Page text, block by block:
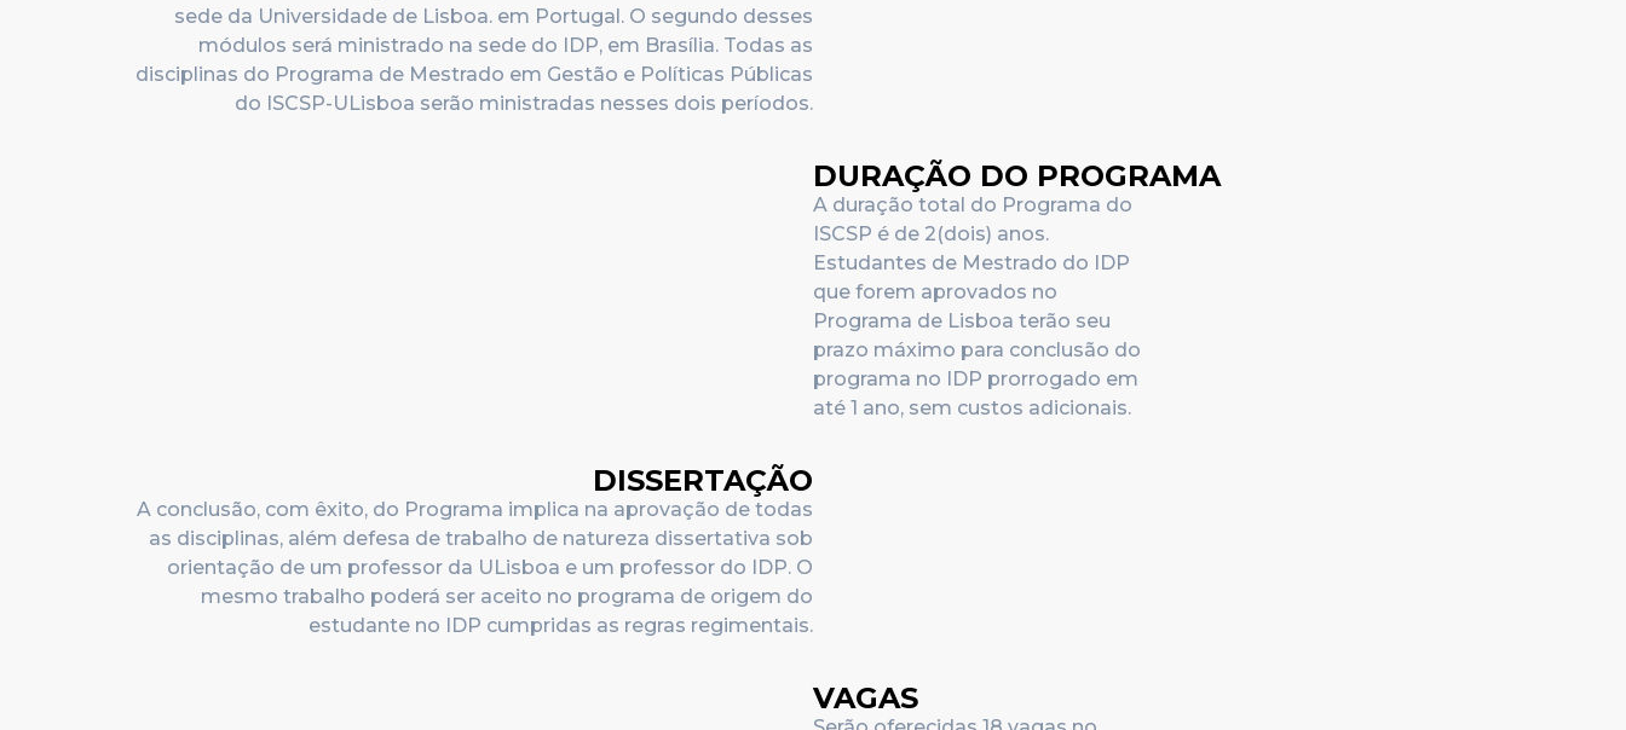
sede da Universidade de Lisboa. em Portugal. O segundo desses
módulos será ministrado na sede do IDP, em Brasília. Todas as
disciplinas do Programa de Mestrado em Gestão e Políticas Públicas
do ISCSP-ULisboa serão ministradas nesses dois períodos.
DURAÇÃO DO PROGRAMA
A duração total do Programa do
ISCSP é de 2(dois) anos.
Estudantes de Mestrado do IDP
que forem aprovados no
Programa de Lisboa terão seu
prazo máximo para conclusão do
programa no IDP prorrogado em
até 1 ano, sem custos adicionais.
DISSERTAÇÃO
A conclusão, com êxito, do Programa implica na aprovação de todas
as disciplinas, além defesa de trabalho de natureza dissertativa sob
orientação de um professor da ULisboa e um professor do IDP. O
mesmo trabalho poderá ser aceito no programa de origem do
estudante no IDP cumpridas as regras regimentais.
VAGAS